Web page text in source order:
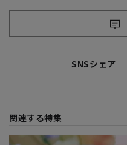
SNSシェア
関連する特集